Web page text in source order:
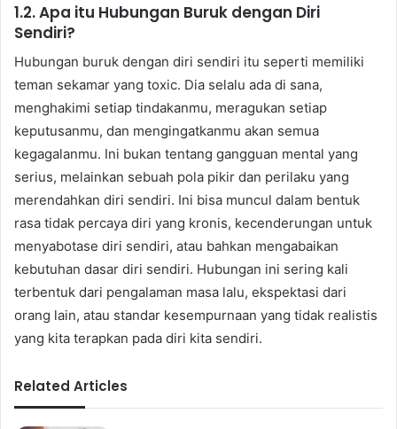
1.2. Apa itu Hubungan Buruk dengan Diri
Sendiri?
Hubungan buruk dengan diri sendiri itu seperti memiliki
teman sekamar yang toxic. Dia selalu ada di sana,
menghakimi setiap tindakanmu, meragukan setiap
keputusanmu, dan mengingatkanmu akan semua
kegagalanmu. Ini bukan tentang gangguan mental yang
serius, melainkan sebuah pola pikir dan perilaku yang
merendahkan diri sendiri. Ini bisa muncul dalam bentuk
rasa tidak percaya diri yang kronis, kecenderungan untuk
menyabotase diri sendiri, atau bahkan mengabaikan
kebutuhan dasar diri sendiri. Hubungan ini sering kali
terbentuk dari pengalaman masa lalu, ekspektasi dari
orang lain, atau standar kesempurnaan yang tidak realistis
yang kita terapkan pada diri kita sendiri.
Related Articles